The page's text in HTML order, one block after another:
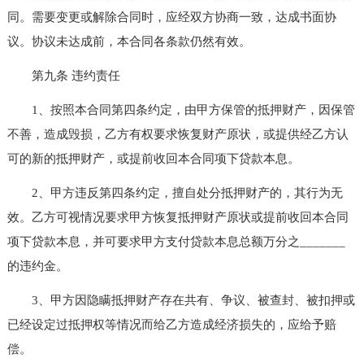
同。需要变更或解除合同时，应经双方协商一致，达成书面协
议。协议未达成前，本合同各条款仍然有效。
第九条 违约责任
1、按照本合同第四条约定，由甲方保管的抵押财产，因保管
不善，造成毁损，乙方有权要求恢复财产原状，或提供经乙方认
可的新的抵押财产，或提前收回本合同项下贷款本息。
2、甲方违反第四条约定，擅自处分抵押财产的，其行为无
效。乙方可视情况要求甲方恢复抵押财产原状或提前收回本合同
项下贷款本息，并可要求甲方支付贷款本息总额万分之_______
的违约金。
3、甲方因隐瞒抵押财产存在共有、争议、被查封、被扣押或
已经设定过抵押权等情况而给乙方造成经济损失的，应给予赔
偿。